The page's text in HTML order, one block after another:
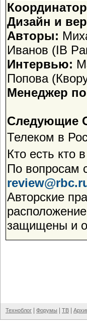
Дизайн и
Авторы:
Иванов (IB
Интервью:
Попова
Менеджер
Следующие
Телеком в
Кто есть кто
По вопросам
Авторские
защищены и
Техноблог Форумы ТВ